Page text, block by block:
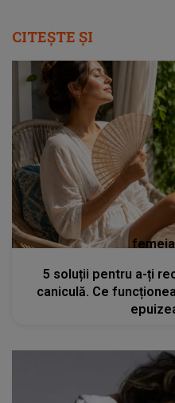
CITEȘTE ȘI
5 soluții pentru a-ți
caniculă. Ce